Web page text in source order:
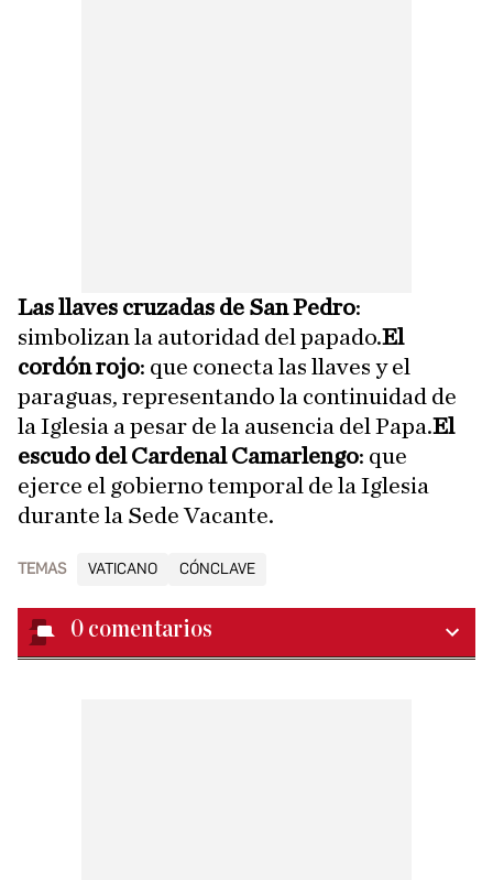
Las llaves cruzadas de San Pedro:
simbolizan la autoridad del papado.El
cordón rojo: que conecta las llaves y el
paraguas, representando la continuidad de
la Iglesia a pesar de la ausencia del Papa.El
escudo del Cardenal Camarlengo: que
ejerce el gobierno temporal de la Iglesia
durante la Sede Vacante.
TEMAS VATICANO CÓNCLAVE
0 comentarios